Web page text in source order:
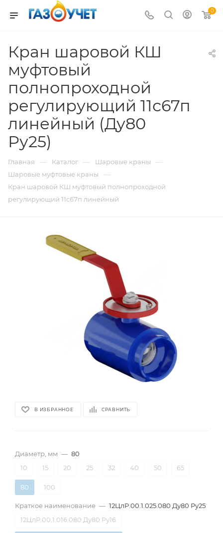
0
Кран шаровой КШ
муфтовый
полнопроходной
регулирующий 11с67п
линейный (Ду80
Ру25)
Главная — Каталог — Шаровые краны —
Шаровые муфтовые краны —
Кран шаровой КШ муфтовый полнопроходной
регулирующий 11с67п линейный
В ИЗБРАННОЕ СРАВНИТЬ
Диаметр, мм — 80
10
15 20 25 32 40 50 65
80 100
Краткое наименование — 12ЦлР.00.1.025.080 Ду80 Ру25
12ЦлР.00.1.016.080 Ду80 Ру16